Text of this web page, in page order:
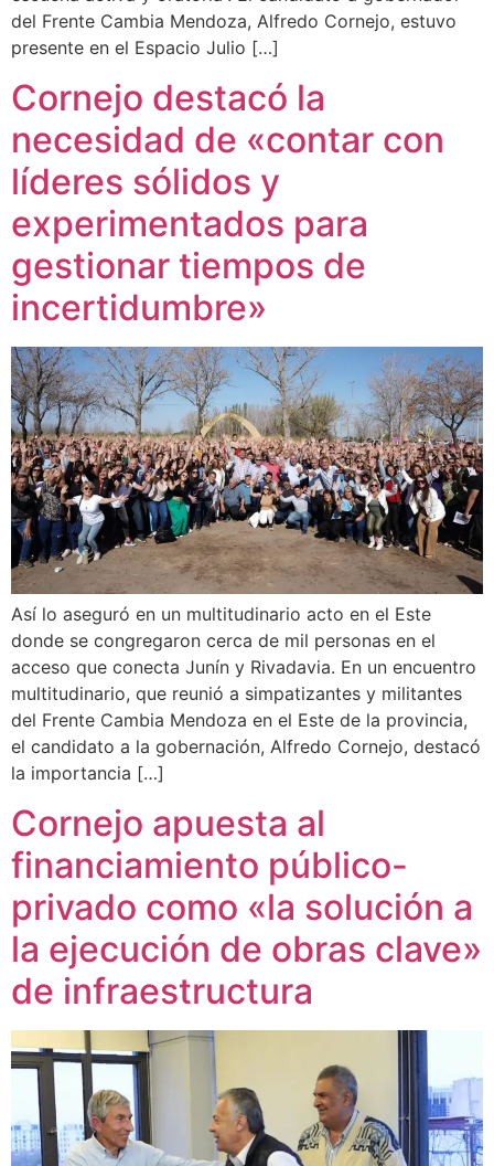
del Frente Cambia Mendoza, Alfredo Cornejo, estuvo
presente en el Espacio Julio […]
Cornejo destacó la
necesidad de «contar con
líderes sólidos y
experimentados para
gestionar tiempos de
incertidumbre»
Así lo aseguró en un multitudinario acto en el Este
donde se congregaron cerca de mil personas en el
acceso que conecta Junín y Rivadavia. En un encuentro
multitudinario, que reunió a simpatizantes y militantes
del Frente Cambia Mendoza en el Este de la provincia,
el candidato a la gobernación, Alfredo Cornejo, destacó
la importancia […]
Cornejo apuesta al
financiamiento público-
privado como «la solución a
la ejecución de obras clave»
de infraestructura